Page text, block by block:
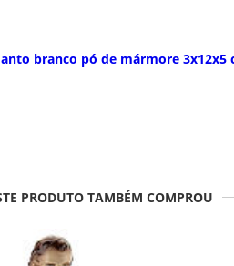
branco pó de mármore 3x12x5
PRODUTO TAMBÉM COMPROU